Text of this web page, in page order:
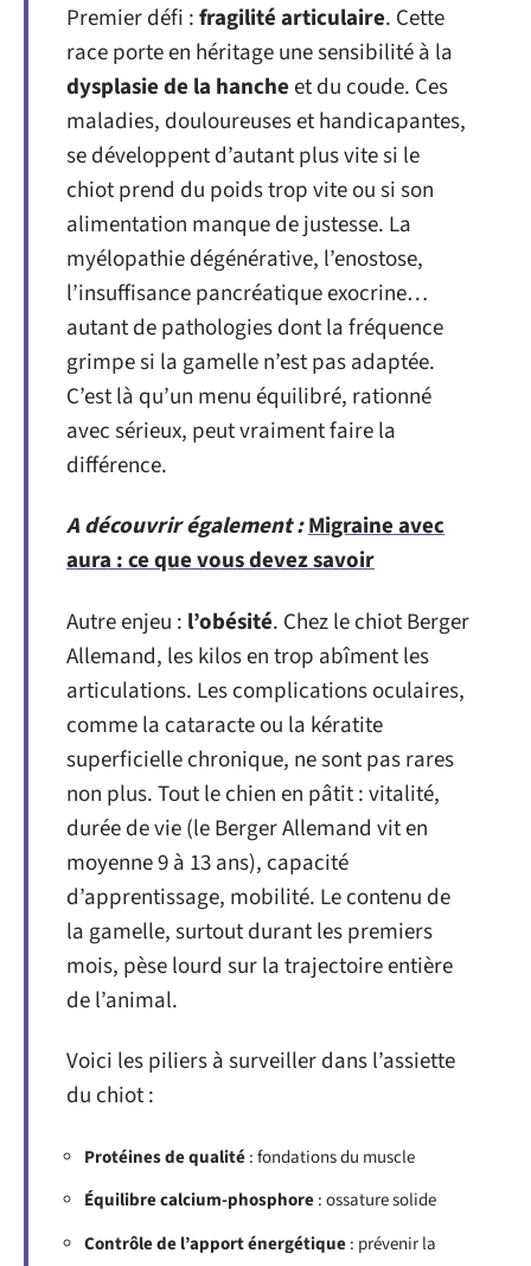
Premier défi :fragilité articulaire. Cette
race porte en héritage une sensibilité à la
dysplasie de la hancheet du coude. Ces
maladies, douloureuses et handicapantes,
se développent d’autant plus vite si le
chiot prend du poids trop vite ou si son
alimentation manque de justesse. La
myélopathie dégénérative, l’enostose,
l’insuffisance pancréatique exocrine…
autant de pathologies dont la fréquence
grimpe si la gamelle n’est pas adaptée.
C’est là qu’un menu équilibré, rationné
avec sérieux, peut vraiment faire la
différence.
A découvrir également :Migraine avec
aura : ce que vous devez savoir
Autre enjeu : l’obésité. Chez le chiot Berger
Allemand, les kilos en trop abîment les
articulations. Les complications oculaires,
comme la cataracte ou la kératite
superficielle chronique, ne sont pas rares
non plus. Tout le chien en pâtit : vitalité,
durée de vie (le Berger Allemand vit en
moyenne 9 à 13 ans), capacité
d’apprentissage, mobilité. Le contenu de
la gamelle, surtout durant les premiers
mois, pèse lourd sur la trajectoire entière
de l’animal.
Voici les piliers à surveiller dans l’assiette
du chiot :
Protéines de qualité: fondations du muscle
Équilibre calcium-phosphore: ossature solide
Contrôle de l’apport énergétique: prévenir la